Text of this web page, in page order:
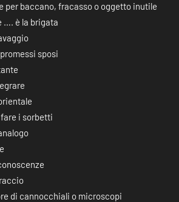
per baccano, fracasso o oggetto inutile
…. è la brigata
sposi
i sorbetti
di cannocchiali o microscopi